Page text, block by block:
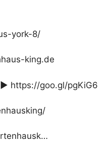
york-8/
king.de
https://goo.gl/pgKiG6